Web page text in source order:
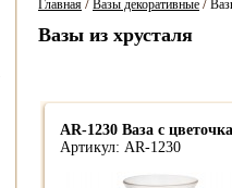
Вазы из хрусталя
AR-1230 Ваза с
Артикул: AR-1230